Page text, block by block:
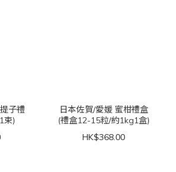
子禮
束)
日本佐賀/愛媛 蜜柑禮盒
(禮盒12-15粒/約1kg1盒)
HK$368.00